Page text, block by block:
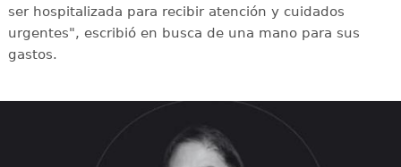
ser hospitalizada para recibir atención y cuidados
urgentes", escribió en busca de una mano para sus
gastos.